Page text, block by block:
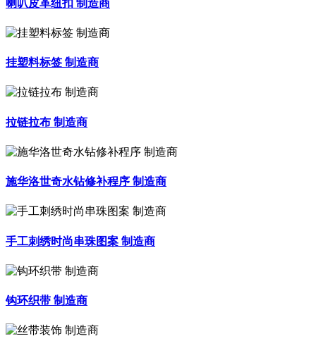
喇叭皮革纽扣 制造商
挂塑料标签 制造商
拉链拉布 制造商
施华洛世奇水钻修补程序 制造商
手工刺绣时尚串珠图案 制造商
钩环织带 制造商